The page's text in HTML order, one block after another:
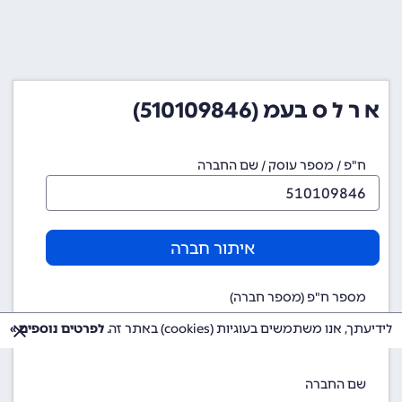
א ר ל ס בעמ (510109846)
ח"פ / מספר עוסק / שם החברה
איתור חברה
מספר ח"פ (מספר חברה)
510109846
שם החברה
לידיעתך, אנו משתמשים בעוגיות (cookies) באתר זה. לפרטים נוספים »